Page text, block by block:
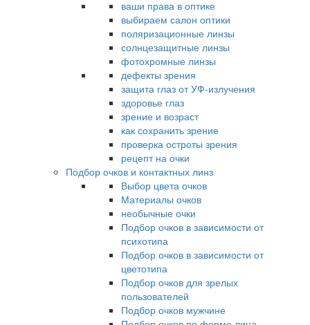
ваши права в оптике
выбираем салон оптики
поляризационные линзы
солнцезащитные линзы
фотохромные линзы
дефекты зрения
защита глаз от УФ-излучения
здоровье глаз
зрение и возраст
как сохранить зрение
проверка остроты зрения
рецепт на очки
Подбор очков и контактных линз
Выбор цвета очков
Материалы очков
необычные очки
Подбор очков в зависимости от
психотипа
Подбор очков в зависимости от
цветотипа
Подбор очков для зрелых
пользователей
Подбор очков мужчине